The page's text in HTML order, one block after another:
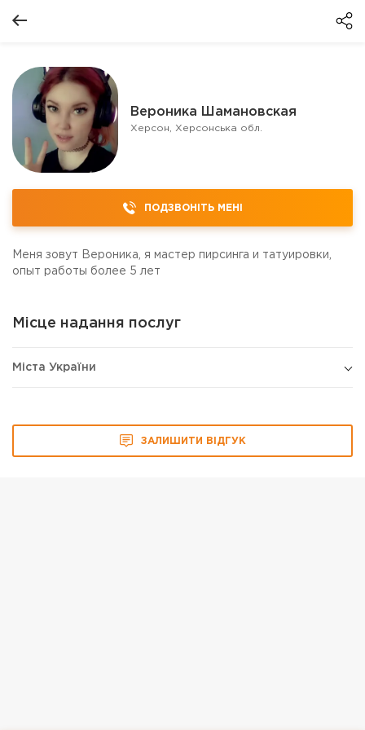
Вероника Шамановская
Херсон, Херсонська обл.
ПОДЗВОНІТЬ МЕНІ
Меня зовут Вероника, я мастер пирсинга и татуировки,
опыт работы более 5 лет
Місце надання послуг
Міста України
ЗАЛИШИТИ ВІДГУК